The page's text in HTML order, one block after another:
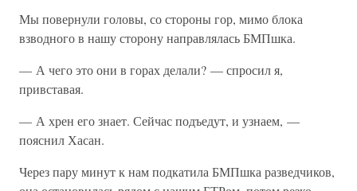
Мы повернули головы, со стороны гор, мимо блока
взводного в нашу сторону направлялась БМПшка.
— А чего это они в горах делали? — спросил я,
привставая.
— А хрен его знает. Сейчас подъедут, и узнаем, —
пояснил Хасан.
Через пару минут к нам подкатила БМПшка разведчиков,